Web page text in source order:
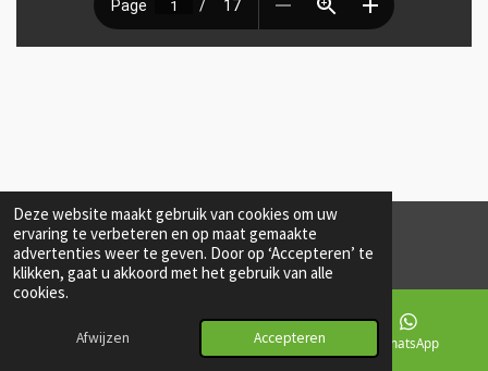
Deze website maakt gebruik van cookies om uw
ervaring te verbeteren en op maat gemaakte
advertenties weer te geven. Door op ‘Accepteren’ te
klikken, gaat u akkoord met het gebruik van alle
cookies.
Afwijzen Accepteren
© 2023-2025 MAL Diensten B.V.
E-mailadres Telefoonnummer WhatsApp